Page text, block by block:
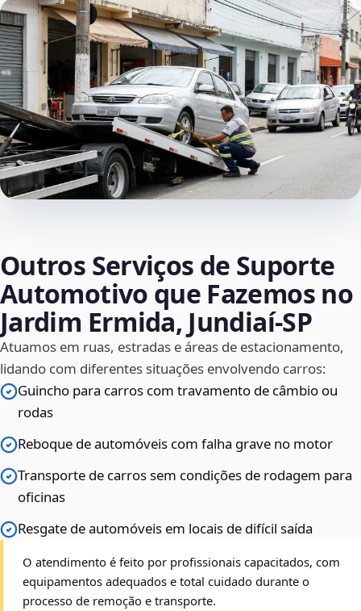
Outros Serviços de Suporte
Automotivo que Fazemos no
Jardim Ermida, Jundiaí‑SP
Atuamos em ruas, estradas e áreas de estacionamento,
lidando com diferentes situações envolvendo carros:
Guincho para carros com travamento de câmbio ou
rodas
Reboque de automóveis com falha grave no motor
Transporte de carros sem condições de rodagem para
oficinas
Resgate de automóveis em locais de difícil saída
O atendimento é feito por profissionais capacitados, com
equipamentos adequados e total cuidado durante o
processo de remoção e transporte.